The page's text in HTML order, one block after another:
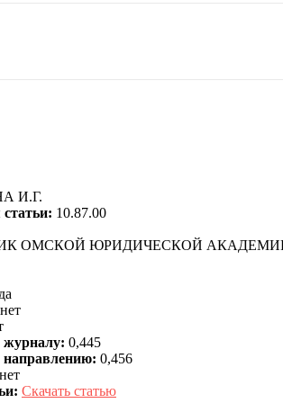
И.Г.
10.87.00
ОМСКОЙ ЮРИДИЧЕСКОЙ
да
нет
журналу: 0,445
направлению: 0,456
нет
Скачать статью